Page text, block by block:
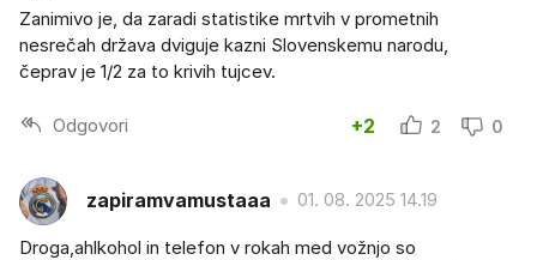
Zanimivo je, da zaradi statistike mrtvih v prometnih
nesrečah država dviguje kazni Slovenskemu narodu,
čeprav je 1/2 za to krivih tujcev.
Odgovori +2 2 0
zapiramvamustaaa 01. 08. 2025 14.19
Droga,ahlkohol in telefon v rokah med vožnjo so